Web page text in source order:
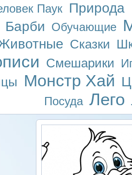
Паук Природа
Барби Обучающие
Сказки
Смешарики
Монстр Хай
Посуда Лего